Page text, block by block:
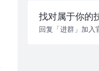
找对属于你的
回复「进群」加入